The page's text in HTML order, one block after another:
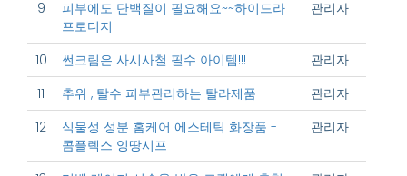
9
피부에도 단백질이 필요해요~~하이드라
프로디지
관리자
10 썬크림은 사시사철 필수 아이템!!!
관리자
11
추위 , 탈수 피부관리하는 탈라제품
관리자
12
식물성 성분 홈케어 에스테틱 화장품 -
콤플렉스 잉땅시프
관리자